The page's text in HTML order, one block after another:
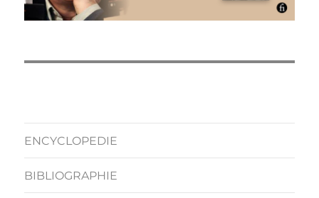
ENCYCLOPEDIE
BIBLIOGRAPHIE